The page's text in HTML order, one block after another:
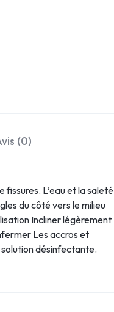
(0)
L’eau et la saleté
du côté vers le milieu
Incliner légèrement
Les accros et
solution désinfectante.